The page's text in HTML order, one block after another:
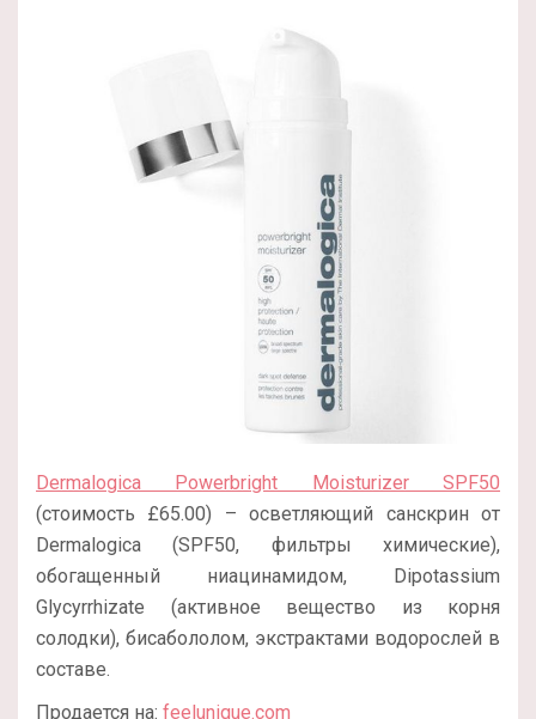
Dermalogica Powerbright Moisturizer SPF50
(стоимость £65.00) – осветляющий санскрин от
Dermalogica (SPF50, фильтры химические),
обогащенный ниацинамидом, Dipotassium
Glycyrrhizate (активное вещество из корня
солодки), бисабололом, экстрактами водорослей в
составе.
Продается на: feelunique.com